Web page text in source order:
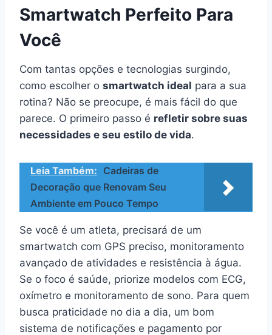
Smartwatch Perfeito Para
Você
Com tantas opções e tecnologias surgindo,
como escolher o smartwatch ideal para a sua
rotina? Não se preocupe, é mais fácil do que
parece. O primeiro passo é refletir sobre suas
necessidades e seu estilo de vida.
Leia Também: Cadeiras de
Decoração que Renovam Seu
Ambiente em Pouco Tempo
Se você é um atleta, precisará de um
smartwatch com GPS preciso, monitoramento
avançado de atividades e resistência à água.
Se o foco é saúde, priorize modelos com ECG,
oxímetro e monitoramento de sono. Para quem
busca praticidade no dia a dia, um bom
sistema de notificações e pagamento por